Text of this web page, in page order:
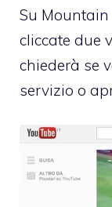
Su Mountain
cliccate due
chiederà se
servizio o